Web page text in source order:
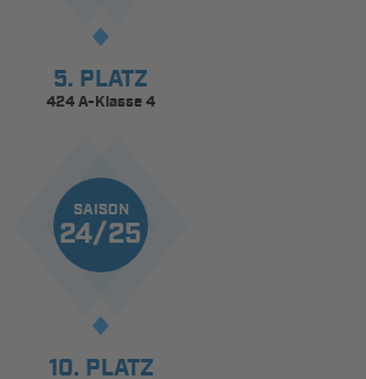
5. PLATZ
424 A-Klasse 4
SAISON
24/25
10. PLATZ